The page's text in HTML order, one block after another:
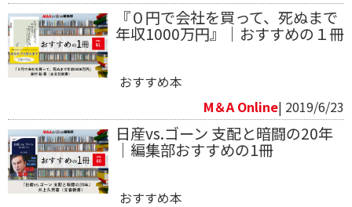
『０円で会社を買って、死ぬまで
年収1000万円』｜おすすめの１冊
おすすめ本
M＆A Online| 2019/6/23
日産vs.ゴーン 支配と暗闘の20年
｜編集部おすすめの1冊
おすすめ本